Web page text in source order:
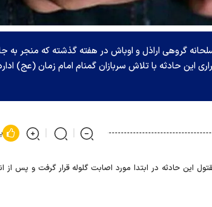
گروهی اراذل و اوباش در هفته گذشته که منجر به
این حادثه با تلاش سربازان گمنام امام زمان (عج)
افزود: مقتول این حادثه در ابتدا مورد اصابت گلوله قرار گرفت و پس از